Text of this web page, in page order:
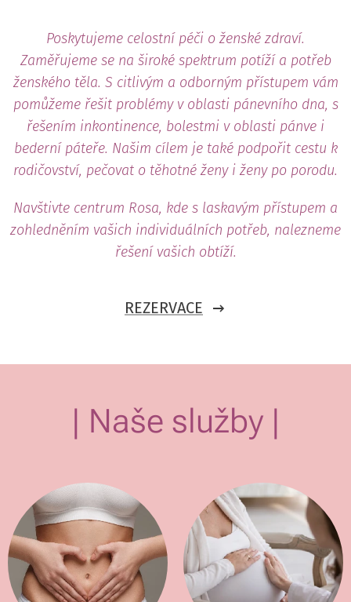
Poskytujeme celostní péči o ženské zdraví.
Zaměřujeme se na široké spektrum potíží a potřeb
ženského těla. S citlivým a odborným přístupem vám
pomůžeme řešit problémy v oblasti pánevního dna, s
řešením inkontinence, bolestmi v oblasti pánve i
bederní páteře. Našim cílem je také podpořit cestu k
rodičovství, pečovat o těhotné ženy i ženy po porodu.
Navštivte centrum Rosa, kde s laskavým přístupem a
zohledněním vašich individuálních potřeb, nalezneme
řešení vašich obtíží.
REZERVACE
| Naše služby |